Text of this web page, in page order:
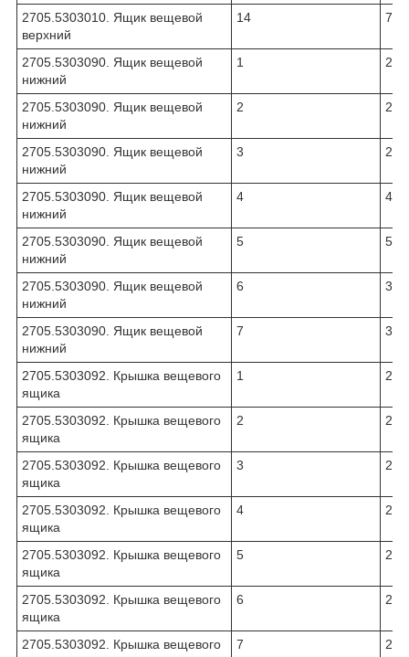
2705.5303010. Ящик вещевой
верхний
14
2705.5303090. Ящик вещевой
нижний
1
2705.5303090. Ящик вещевой
нижний
2
2705.5303090. Ящик вещевой
нижний
3
2705.5303090. Ящик вещевой
нижний
4
2705.5303090. Ящик вещевой
нижний
5
2705.5303090. Ящик вещевой
нижний
6
2705.5303090. Ящик вещевой
нижний
7
2705.5303092. Крышка вещевого
ящика
1
2705.5303092. Крышка вещевого
ящика
2
2705.5303092. Крышка вещевого
ящика
3
2705.5303092. Крышка вещевого
ящика
4
2705.5303092. Крышка вещевого
ящика
5
2705.5303092. Крышка вещевого
ящика
6
2705.5303092. Крышка вещевого
7